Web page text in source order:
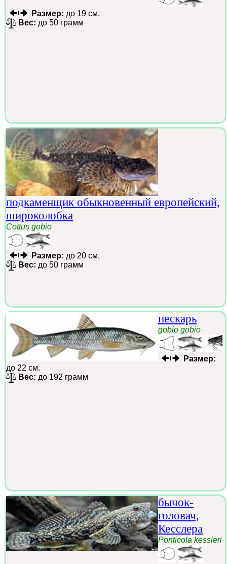
Размер: до 19 см.
Вес: до 50 грамм
подкаменщик обыкновенный европейский,
широколобка
Cottus gobio
Размер: до 20 см.
Вес: до 50 грамм
пескарь
gobio gobio
Размер:
до 22 см.
Вес: до 192 грамм
бычок-
головач,
Кесслера
Ponticola kessleri